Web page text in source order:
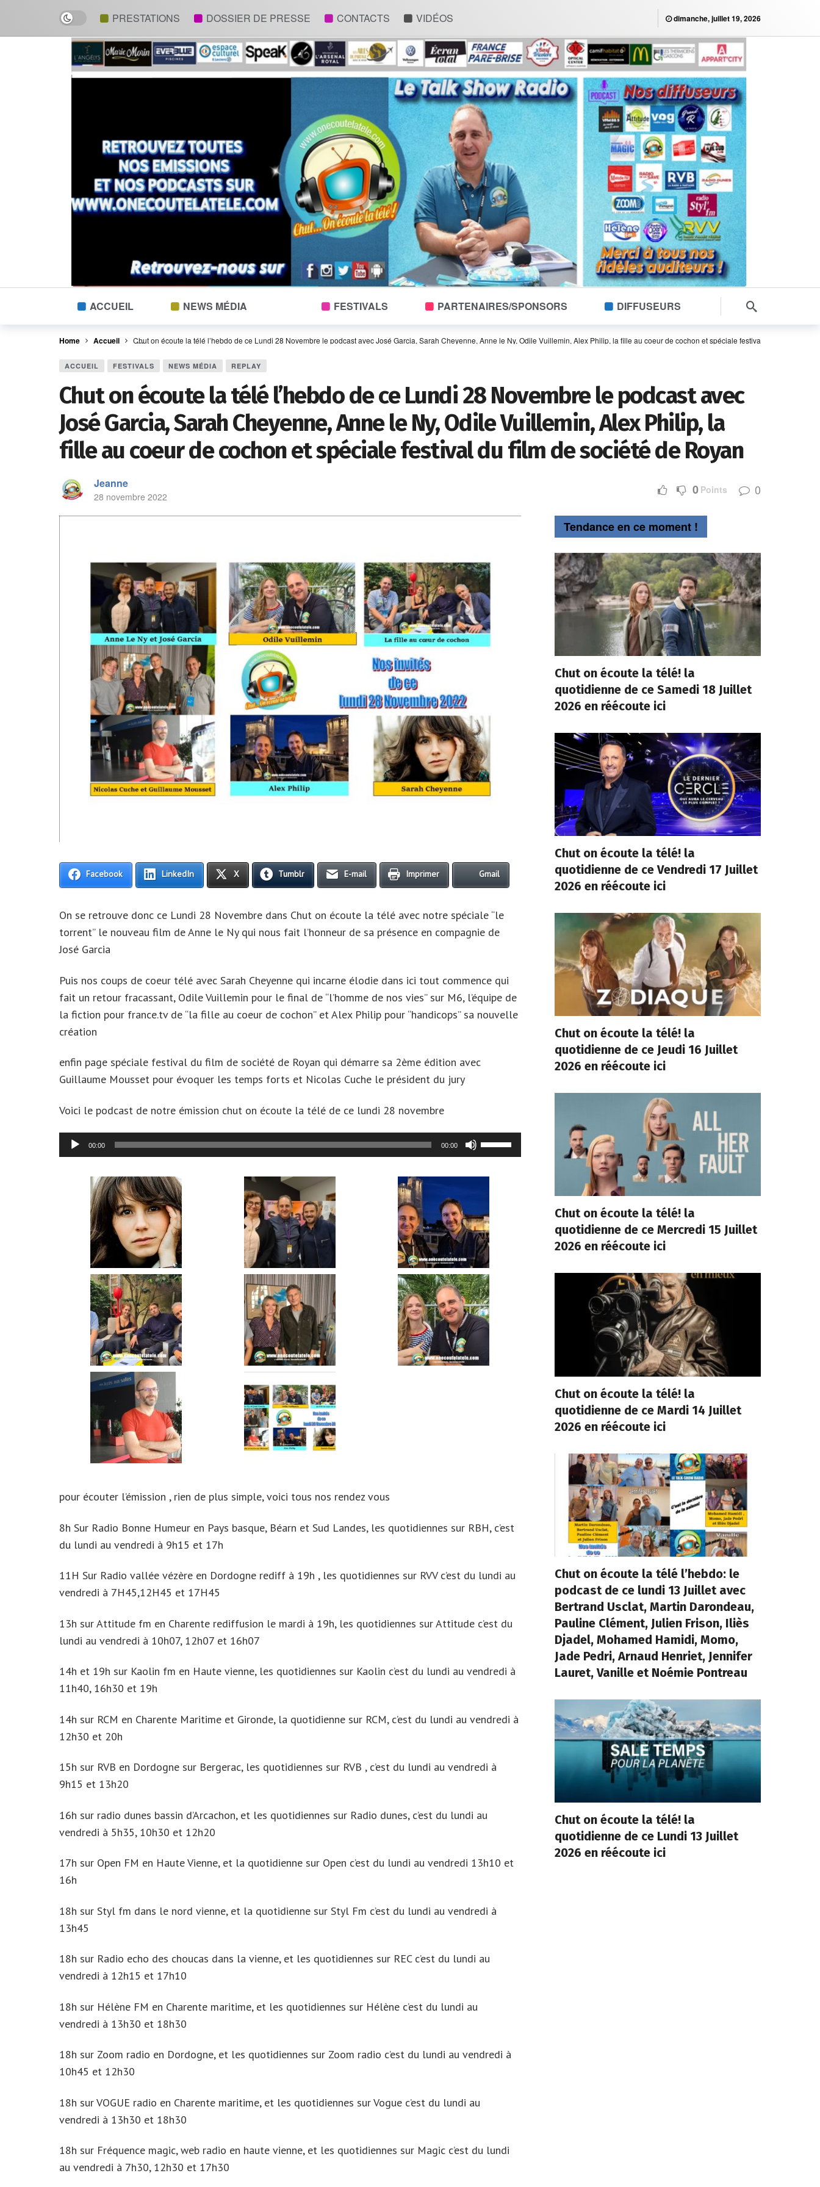
Dark mode PRESTATIONS DOSSIER DE PRESSE CONTACTS VIDÉOS dimanche, juillet 19, 2026
ACCUEIL NEWS MÉDIA FESTIVALS PARTENAIRES/SPONSORS DIFFUSEURS
Home Accueil Chut on écoute la télé l’hebdo de ce Lundi 28 Novembre le podcast avec José Garcia, Sarah Cheyenne, Anne le Ny, Odile Vuillemin, Alex Philip, la fille au coeur de cochon et spéciale festival du film de
ACCUEIL FESTIVALS NEWS MÉDIA REPLAY
Chut on écoute la télé l’hebdo de ce Lundi 28 Novembre le podcast avec
José Garcia, Sarah Cheyenne, Anne le Ny, Odile Vuillemin, Alex Philip, la
fille au coeur de cochon et spéciale festival du film de société de Royan
Jeanne
28 novembre 2022 0 Points 0
Facebook LinkedIn X Tumblr E-mail Imprimer Gmail
On se retrouve donc ce Lundi 28 Novembre dans Chut on écoute la télé avec notre spéciale “le
torrent” le nouveau film de Anne le Ny qui nous fait l’honneur de sa présence en compagnie de
José Garcia
Puis nos coups de coeur télé avec Sarah Cheyenne qui incarne élodie dans ici tout commence qui
fait un retour fracassant, Odile Vuillemin pour le final de “l’homme de nos vies” sur M6, l’équipe de
la fiction pour france.tv de “la fille au coeur de cochon” et Alex Philip pour “handicops” sa nouvelle
création
enfin page spéciale festival du film de société de Royan qui démarre sa 2ème édition avec
Guillaume Mousset pour évoquer les temps forts et Nicolas Cuche le président du jury
Voici le podcast de notre émission chut on écoute la télé de ce lundi 28 novembre
Lecteur
audio
00:00 00:00
Utilisez
les
flèches
augmenter
ou
diminuer
le
volume.
pour écouter l’émission , rien de plus simple, voici tous nos rendez vous
8h Sur Radio Bonne Humeur en Pays basque, Béarn et Sud Landes, les quotidiennes sur RBH, c’est
du lundi au vendredi à 9h15 et 17h
11H Sur Radio vallée vézère en Dordogne rediff à 19h , les quotidiennes sur RVV c’est du lundi au
vendredi à 7H45,12H45 et 17H45
13h sur Attitude fm en Charente rediffusion le mardi à 19h, les quotidiennes sur Attitude c’est du
lundi au vendredi à 10h07, 12h07 et 16h07
14h et 19h sur Kaolin fm en Haute vienne, les quotidiennes sur Kaolin c’est du lundi au vendredi à
11h40, 16h30 et 19h
14h sur RCM en Charente Maritime et Gironde, la quotidienne sur RCM, c’est du lundi au vendredi à
12h30 et 20h
15h sur RVB en Dordogne sur Bergerac, les quotidiennes sur RVB , c’est du lundi au vendredi à
9h15 et 13h20
16h sur radio dunes bassin d’Arcachon, et les quotidiennes sur Radio dunes, c’est du lundi au
vendredi à 5h35, 10h30 et 12h20
17h sur Open FM en Haute Vienne, et la quotidienne sur Open c’est du lundi au vendredi 13h10 et
16h
18h sur Styl fm dans le nord vienne, et la quotidienne sur Styl Fm c’est du lundi au vendredi à
13h45
18h sur Radio echo des choucas dans la vienne, et les quotidiennes sur REC c’est du lundi au
vendredi à 12h15 et 17h10
18h sur Hélène FM en Charente maritime, et les quotidiennes sur Hélène c’est du lundi au
vendredi à 13h30 et 18h30
18h sur Zoom radio en Dordogne, et les quotidiennes sur Zoom radio c’est du lundi au vendredi à
10h45 et 12h30
18h sur VOGUE radio en Charente maritime, et les quotidiennes sur Vogue c’est du lundi au
vendredi à 13h30 et 18h30
18h sur Fréquence magic, web radio en haute vienne, et les quotidiennes sur Magic c’est du lundi
au vendredi à 7h30, 12h30 et 17h30
Tendance en ce moment !
Chut on écoute la télé! la
quotidienne de ce Samedi 18 Juillet
2026 en réécoute ici
Chut on écoute la télé! la
quotidienne de ce Vendredi 17 Juillet
2026 en réécoute ici
Chut on écoute la télé! la
quotidienne de ce Jeudi 16 Juillet
2026 en réécoute ici
Chut on écoute la télé! la
quotidienne de ce Mercredi 15 Juillet
2026 en réécoute ici
Chut on écoute la télé! la
quotidienne de ce Mardi 14 Juillet
2026 en réécoute ici
Chut on écoute la télé l’hebdo: le
podcast de ce lundi 13 Juillet avec
Bertrand Usclat, Martin Darondeau,
Pauline Clément, Julien Frison, Iliès
Djadel, Mohamed Hamidi, Momo,
Jade Pedri, Arnaud Henriet, Jennifer
Lauret, Vanille et Noémie Pontreau
Chut on écoute la télé! la
quotidienne de ce Lundi 13 Juillet
2026 en réécoute ici